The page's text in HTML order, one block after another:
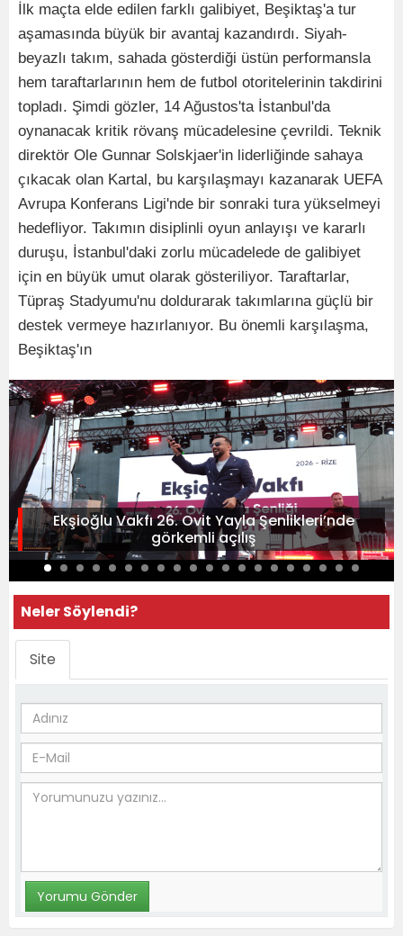
İlk maçta elde edilen farklı galibiyet, Beşiktaş'a tur
aşamasında büyük bir avantaj kazandırdı. Siyah-
beyazlı takım, sahada gösterdiği üstün performansla
hem taraftarlarının hem de futbol otoritelerinin takdirini
topladı. Şimdi gözler, 14 Ağustos'ta İstanbul'da
oynanacak kritik rövanş mücadelesine çevrildi. Teknik
direktör Ole Gunnar Solskjaer'in liderliğinde sahaya
çıkacak olan Kartal, bu karşılaşmayı kazanarak UEFA
Avrupa Konferans Ligi'nde bir sonraki tura yükselmeyi
hedefliyor. Takımın disiplinli oyun anlayışı ve kararlı
duruşu, İstanbul'daki zorlu mücadelede de galibiyet
için en büyük umut olarak gösteriliyor. Taraftarlar,
Tüpraş Stadyumu'nu doldurarak takımlarına güçlü bir
destek vermeye hazırlanıyor. Bu önemli karşılaşma,
Beşiktaş'ın
Ekşioğlu Vakfı 26. Ovit Yayla Şenlikleri’nde
görkemli açılış
Neler Söylendi?
Site